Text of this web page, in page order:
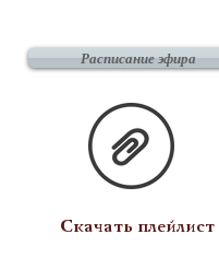
Расписание эфира
Скачать плейлист